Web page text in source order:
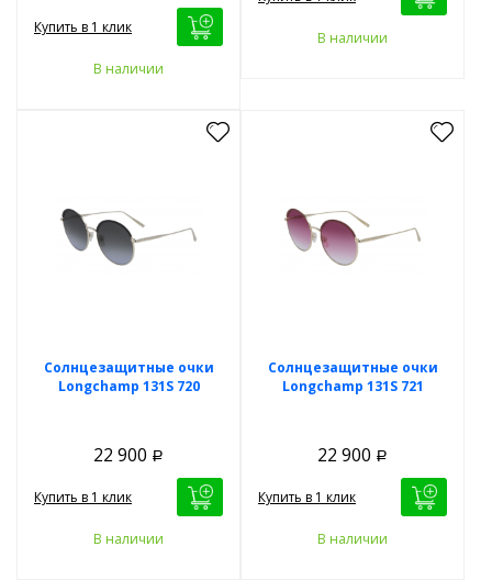
Купить в 1 клик
В наличии
В наличии
Солнцезащитные очки
Longchamp 131S 720
22 900 Р
Купить в 1 клик
В наличии
Солнцезащитные очки
Longchamp 131S 721
22 900 Р
Купить в 1 клик
В наличии